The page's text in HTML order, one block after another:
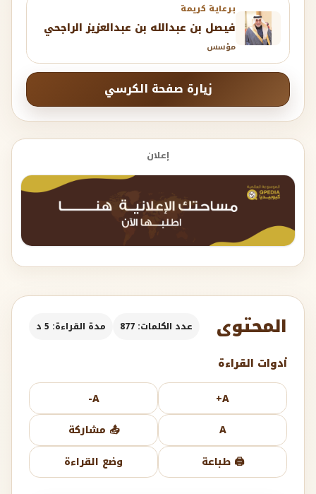
برعاية كريمة
فيصل بن عبدالله بن عبدالعزيز الراجحي
مؤسس
زيارة صفحة الكرسي
إعلان
المحتوى عدد الكلمات: 877 مدة القراءة: 5 د
أدوات القراءة
A+
A-
A
📤 مشاركة
🖨️ طباعة
وضع القراءة